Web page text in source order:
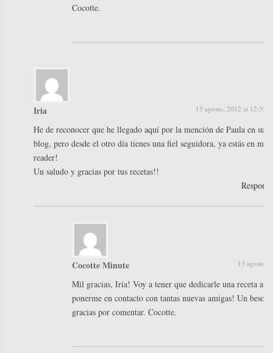
Cocotte.
Iria 13 agosto, 2012 at 12:35
He de reconocer que he llegado aquí por la mención de Paula en su
blog, pero desde el otro día tienes una fiel seguidora, ya estás en mi
reader!
Un saludo y gracias por tus recetas!!
Cocotte Minute 13 agosto,
Mil gracias, Iría! Voy a tener que dedicarle una receta a
ponerme en contacto con tantas nuevas amigas! Un
gracias por comentar. Cocotte.